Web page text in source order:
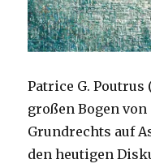
Patrice G. Poutrus
großen Bogen
Grundrechts auf
den heutigen